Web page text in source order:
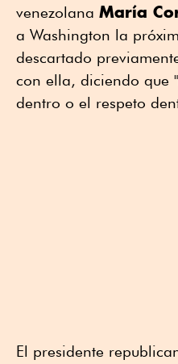
venezolana María
a Washington la
descartado
con ella, diciendo que
dentro o el respeto
El presidente